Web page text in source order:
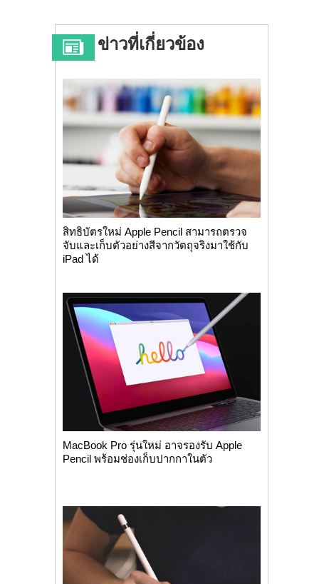
ข่าวที่เกี่ยวข้อง
สิทธิบัตรใหม่ Apple Pencil สามารถตรวจ
จับและเก็บตัวอย่างสีจากวัตถุจริงมาใช้กับ
iPad ได้
MacBook Pro รุ่นใหม่ อาจรองรับ Apple
Pencil พร้อมช่องเก็บปากกาในตัว